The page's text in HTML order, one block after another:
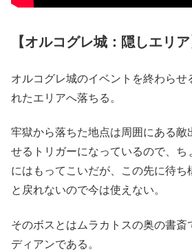
【オルコグレ城：隠しエリア
オルコグレ城のイベントを終わらせ
れたエリアへ落ちる。
牢獄から落ちた地点は周囲にある敵
せるトリガーになっているので、ち
にはもってこいだが、この先に待ち
と戻れないので今は使えない。
そのボスとはムラカトスの奥の書斎
ディアンである。